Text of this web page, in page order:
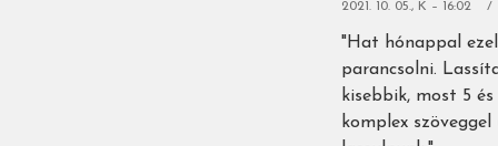
2021. 10. 05., K – 16:02
"Hat hónappal
parancsolni.
kisebbik, most 5
komplex